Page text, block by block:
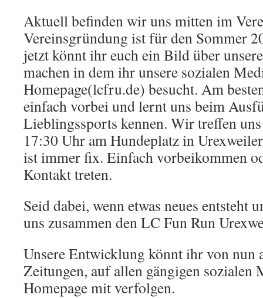
Aktuell befinden wir uns mitten im
Vereinsgründung ist für den Sommer
jetzt könnt ihr euch ein Bild über
machen in dem ihr unsere sozialen
Homepage(lcfru.de) besucht. Am
einfach vorbei und lernt uns beim
Lieblingssports kennen. Wir treffen
17:30 Uhr am Hundeplatz in
ist immer fix. Einfach vorbeikommen
Kontakt treten.
Seid dabei, wenn etwas neues entsteht
uns zusammen den LC Fun Run
Unsere Entwicklung könnt ihr von nun
Zeitungen, auf allen gängigen sozialen
Homepage mit verfolgen.